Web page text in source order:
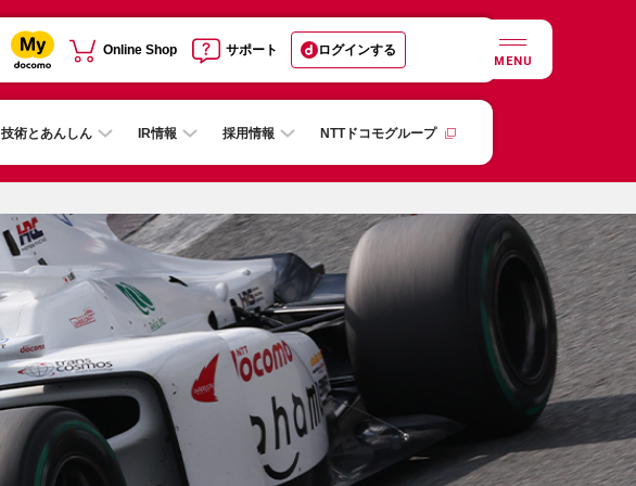
Online Shop サポート ログインする
MENU
技術とあんしん IR情報 採用情報 NTTドコモグループ